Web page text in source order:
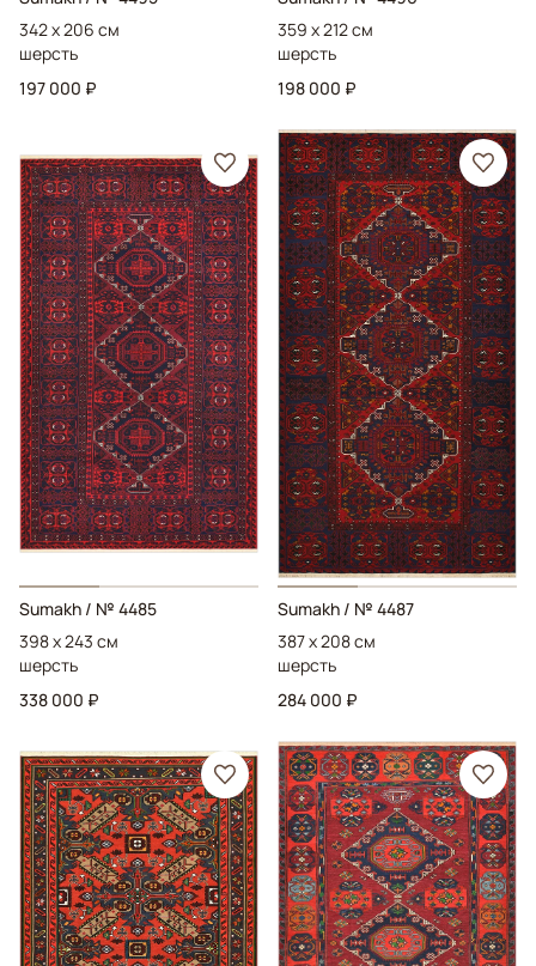
342 x 206 см
шерсть
197 000 ₽
359 x 212 см
шерсть
198 000 ₽
Sumakh / № 4485
398 x 243 см
шерсть
338 000 ₽
Sumakh / № 4487
387 x 208 см
шерсть
284 000 ₽